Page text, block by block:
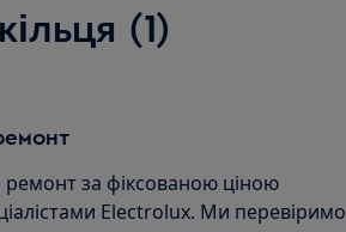
(1)
за фіксованою ціною
Electrolux. Ми перевіримо